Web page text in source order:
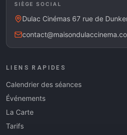
SIÈGE SOCIAL
Dulac Cinémas 67 rue de
LIENS RAPIDES
Calendrier des séances
Événements
La Carte
Tarifs